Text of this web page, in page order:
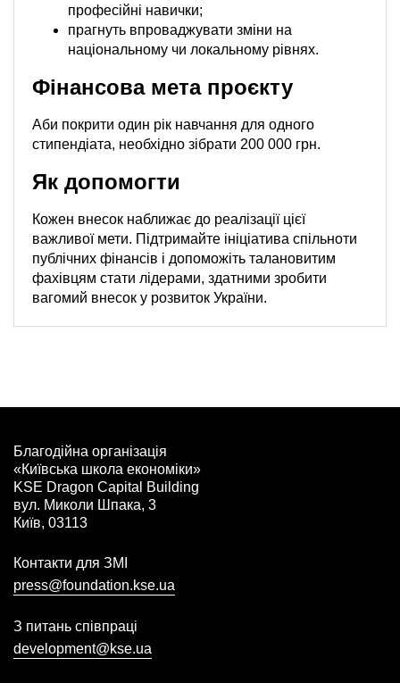
професійні навички;
прагнуть впроваджувати зміни на
національному чи локальному рівнях.
Фінансова мета проєкту
Аби покрити один рік навчання для одного
стипендіата, необхідно зібрати 200 000 грн.
Як допомогти
Кожен внесок наближає до реалізації цієї
важливої мети. Підтримайте ініціатива спільноти
публічних фінансів і допоможіть талановитим
фахівцям стати лідерами, здатними зробити
вагомий внесок у розвиток України.
Благодійна організація
«Київська школа економіки»
KSE Dragon Capital Building
вул. Миколи Шпака, 3
Київ, 03113
Контакти для ЗМІ
press@foundation.kse.ua
З питань співпраці
development@kse.ua